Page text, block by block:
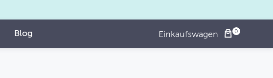
Blog Einkaufswagen